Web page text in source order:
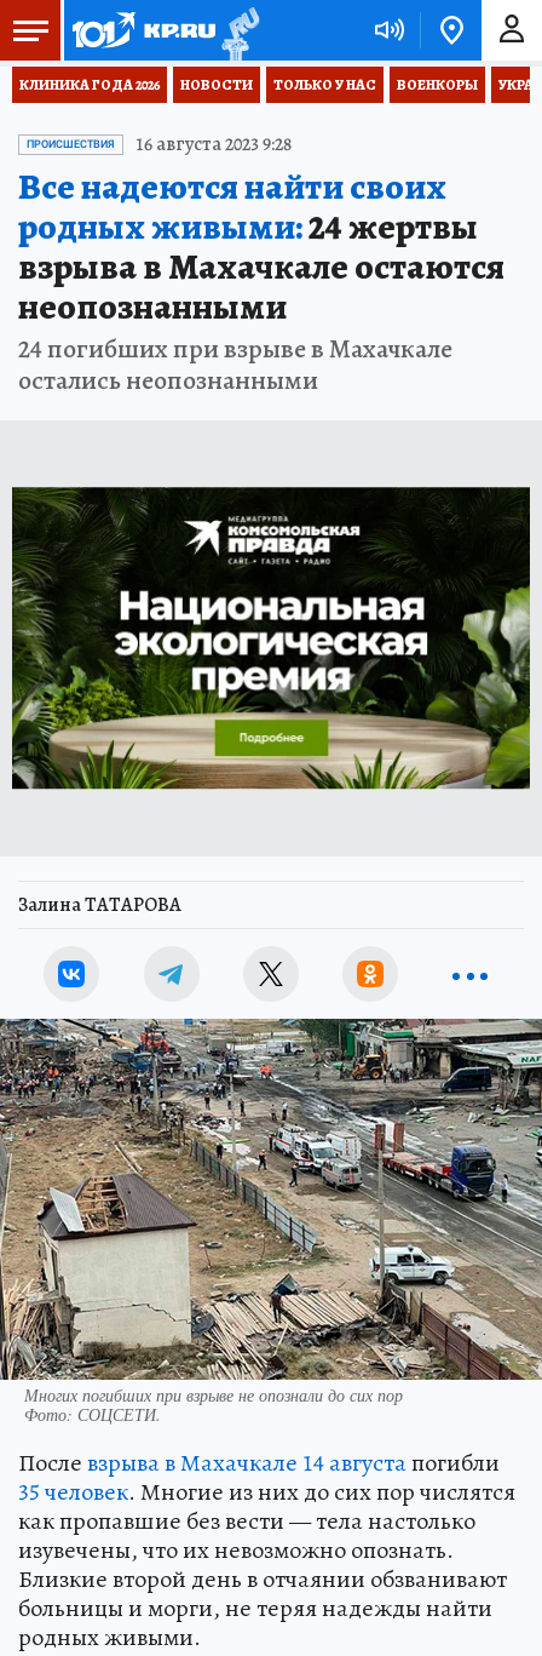
КЛИНИКА ГОДА 2026 НОВОСТИ ТОЛЬКО У НАС ВОЕНКОРЫ
ПРОИСШЕСТВИЯ 16 августа 2023 9:28
Все надеются найти своих
родных живыми:24 жертвы
взрыва в Махачкале остаются
неопознанными
24 погибших при взрыве в Махачкале
остались неопознанными
Залина ТАТАРОВА
Многих погибших при взрыве не опознали до сих пор
Фото: СОЦСЕТИ.
Послевзрыва в Махачкале 14 августапогибли
35 человек. Многие из них до сих пор числятся
как пропавшие без вести — тела настолько
изувечены, что их невозможно опознать.
Близкие второй день в отчаянии обзванивают
больницы и морги, не теряя надежды найти
родных живыми.